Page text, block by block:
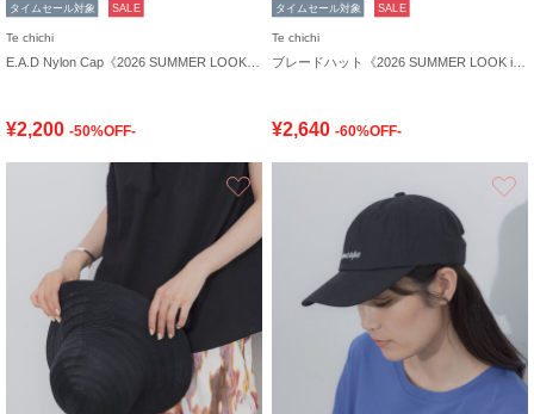
タイムセール対象 SALE
Te chichi
¥2,200 -50%OFF-
タイムセール対象 SALE
Te chichi
¥2,640 -60%OFF-